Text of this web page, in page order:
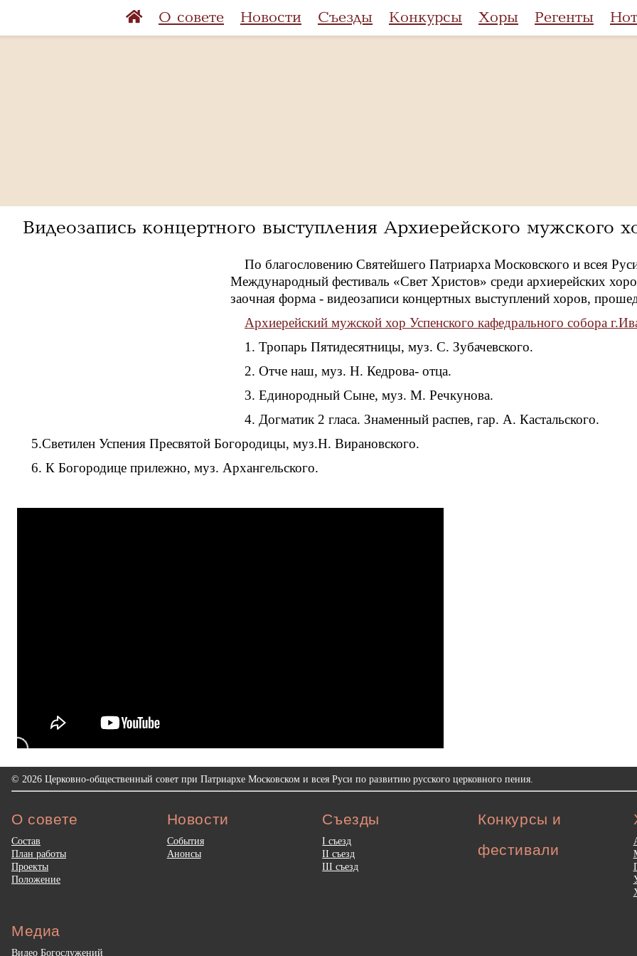
О совете Новости Съезды Конкурсы Хоры Регенты
Видеозапись концертного выступления Архиерейского мужского
По благословению Святейшего Патриарха Московского и всея
Международный фестиваль «Свет Христов» среди архиерейских
заочная форма - видеозаписи концертных выступлений хоров,
Архиерейский мужской хор Успенского кафедрального собора
1. Тропарь Пятидесятницы, муз. С. Зубачевского.
2. Отче наш, муз. Н. Кедрова- отца.
3. Единородный Сыне, муз. М. Речкунова.
4. Догматик 2 гласа. Знаменный распев, гар. А. Кастальского.
5.Светилен Успения Пресвятой Богородицы, муз.Н. Вирановского.
6. К Богородице прилежно, муз. Архангельского.
© 2026 Церковно-общественный совет при Патриархе Московском и всея Руси по развитию русского церковного пения.
О совете
Состав
План работы
Проекты
Положение
Новости
События
Анонсы
Съезды
I съезд
II съезд
III съезд
Конкурсы и
фестивали
Медиа
Видео Богослужений